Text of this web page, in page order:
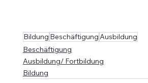
Bildung BeschäftigungAusbildung
Beschäftigung
Ausbildung/ Fortbildung
Bildung